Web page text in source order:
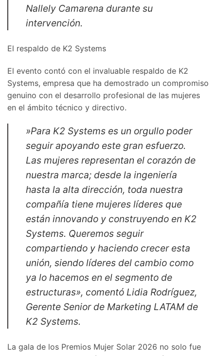
Nallely Camarena durante su
intervención.
​El respaldo de K2 Systems
​El evento contó con el invaluable respaldo de K2
Systems, empresa que ha demostrado un compromiso
genuino con el desarrollo profesional de las mujeres
en el ámbito técnico y directivo.
​»Para K2 Systems es un orgullo poder
seguir apoyando este gran esfuerzo.
Las mujeres representan el corazón de
nuestra marca; desde la ingeniería
hasta la alta dirección, toda nuestra
compañía tiene mujeres líderes que
están innovando y construyendo en K2
Systems. Queremos seguir
compartiendo y haciendo crecer esta
unión, siendo líderes del cambio como
ya lo hacemos en el segmento de
estructuras», comentó Lidia Rodríguez,
Gerente Senior de Marketing LATAM de
K2 Systems.
​La gala de los Premios Mujer Solar 2026 no solo fue